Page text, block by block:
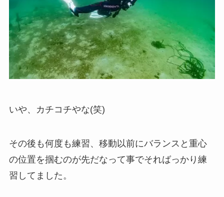
いや、カチコチやな(笑)
その後も何度も練習、移動以前にバランスと重心
の位置を掴むのが先だなって事でそればっかり練
習してました。